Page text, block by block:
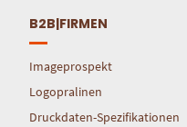
B2B|FIRMEN
Imageprospekt
Logopralinen
Druckdaten-Spezifikationen